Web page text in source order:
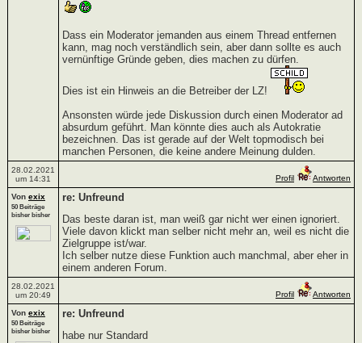
Dass ein Moderator jemanden aus einem Thread entfernen
kann, mag noch verständlich sein, aber dann sollte es auch
vernünftige Gründe geben, dies machen zu dürfen.
Dies ist ein Hinweis an die Betreiber der LZ!
Ansonsten würde jede Diskussion durch einen Moderator ad
absurdum geführt. Man könnte dies auch als Autokratie
bezeichnen. Das ist gerade auf der Welt topmodisch bei
manchen Personen, die keine andere Meinung dulden.
28.02.2021
um 14:31
Profil Antworten
Von exix
50 Beiträge
bisher bisher
re: Unfreund
Das beste daran ist, man weiß gar nicht wer einen ignoriert.
Viele davon klickt man selber nicht mehr an, weil es nicht die
Zielgruppe ist/war.
Ich selber nutze diese Funktion auch manchmal, aber eher in
einem anderen Forum.
28.02.2021
um 20:49
Profil Antworten
Von exix
50 Beiträge
bisher bisher
re: Unfreund
habe nur Standard